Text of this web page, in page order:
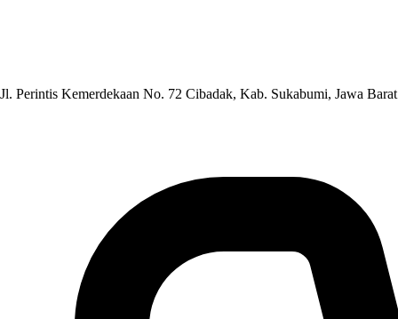
Jl. Perintis Kemerdekaan No. 72 Cibadak, Kab. Sukabumi, Jawa Barat